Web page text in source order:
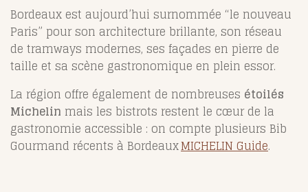
Bordeaux est aujourd’hui surnommée “le nouveau
Paris” pour son architecture brillante, son réseau
de tramways modernes, ses façades en pierre de
taille et sa scène gastronomique en plein essor.
La région offre également de nombreuses étoilés
Michelin mais les bistrots restent le cœur de la
gastronomie accessible : on compte plusieurs Bib
Gourmand récents à BordeauxMICHELIN Guide.